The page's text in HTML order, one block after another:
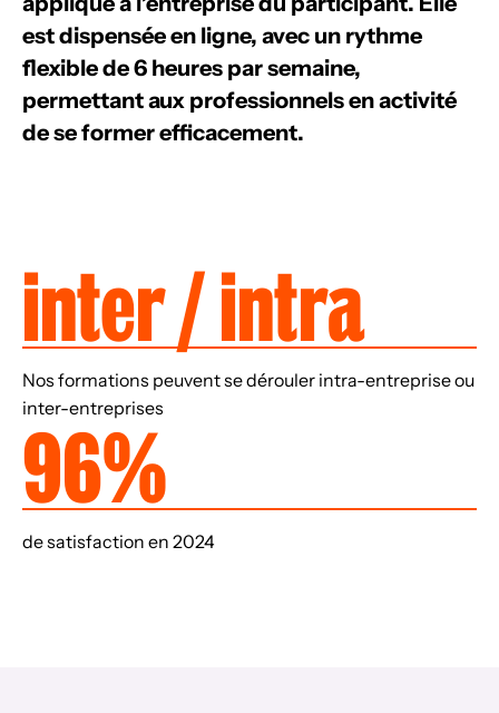
est dispensée en ligne, avec un rythme
flexible de 6 heures par semaine,
permettant aux professionnels en activité
de se former efficacement.
inter / intra
Nos formations peuvent se dérouler intra-entreprise ou
inter-entreprises
96%
de satisfaction en 2024